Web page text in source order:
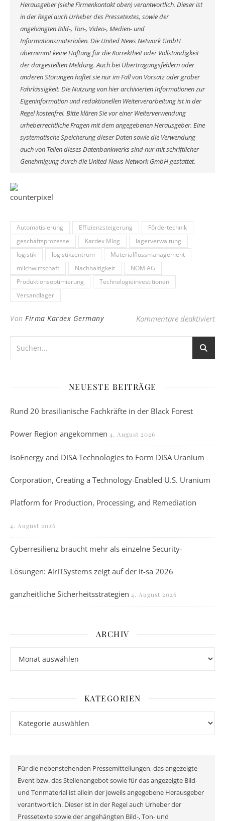
Herausgeber (siehe Firmenkontakt oben) verantwortlich. Dieser ist
in der Regel auch Urheber des Pressetextes, sowie der
angehängten Bild-, Ton-, Video-, Medien- und
Informationsmaterialien. Die United News Network GmbH
übernimmt keine Haftung für die Korrektheit oder Vollständigkeit
der dargestellten Meldung. Auch bei Übertragungsfehlern oder
anderen Störungen haftet sie nur im Fall von Vorsatz oder grober
Fahrlässigkeit. Die Nutzung von hier archivierten Informationen zur
Eigeninformation und redaktionellen Weiterverarbeitung ist in der
Regel kostenfrei. Bitte klären Sie vor einer Weiterverwendung
urheberrechtliche Fragen mit dem angegebenen Herausgeber. Eine
systematische Speicherung dieser Daten sowie die Verwendung
auch von Teilen dieses Datenbankwerks sind nur mit schriftlicher
Genehmigung durch die United News Network GmbH gestattet.
Automatisierung Effizienzsteigerung
Fördertechnik
geschäftsprozesse
Kardex Mlog
lagerverwaltung
logistik
logistikzentrum
Materialflussmanagement
milchwirtschaft
Nachhaltigkeit
NÖM AG
Produktionsoptimierung
Technologieinvestitionen
Versandlager
Von Firma Kardex Germany Kommentare deaktiviertfür
NEUESTE BEITRÄGE
Rund 20 brasilianische Fachkräfte in der Black Forest
Power Region angekommen 4. August 2026
IsoEnergy and DISA Technologies to Form DISA Uranium
Corporation, Creating a Technology-Enabled U.S. Uranium
Platform for Production, Processing, and Remediation
4. August 2026
Cyberresilienz braucht mehr als einzelne Security-
Lösungen: AirITSystems zeigt auf der it-sa 2026
ganzheitliche Sicherheitsstrategien 4. August 2026
ARCHIV
KATEGORIEN
Für die nebenstehenden Pressemitteilungen, das angezeigte
Event bzw. das Stellenangebot sowie für das angezeigte Bild-
und Tonmaterial ist allein der jeweils angegebene Herausgeber
verantwortlich. Dieser ist in der Regel auch Urheber der
Pressetexte sowie der angehängten Bild-, Ton- und